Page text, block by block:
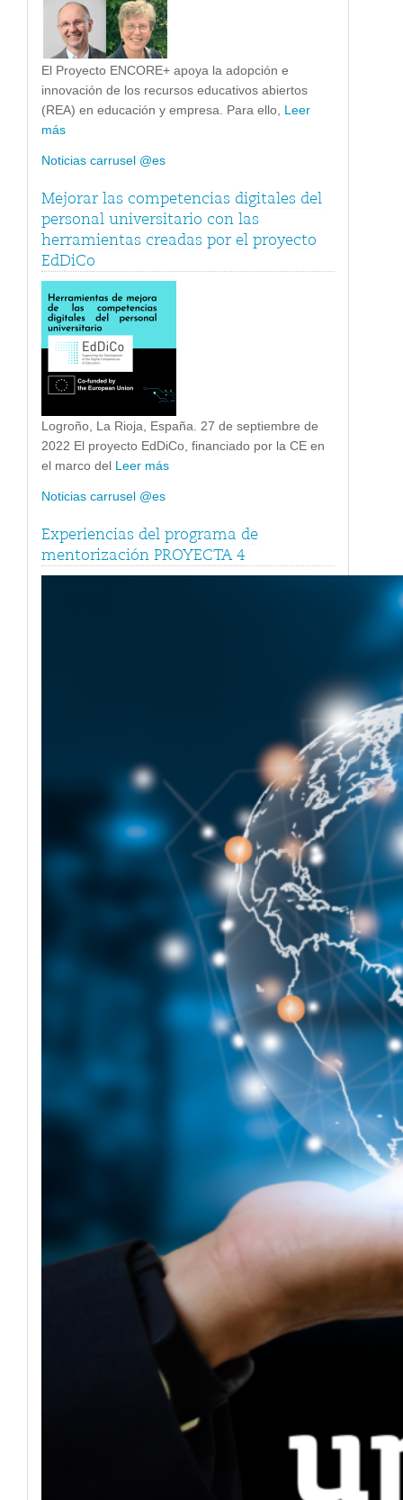
El Proyecto ENCORE+ apoya la adopción e
innovación de los recursos educativos abiertos
(REA) en educación y empresa. Para ello, Leer
más
Noticias carrusel @es
Mejorar las competencias digitales del
personal universitario con las
herramientas creadas por el proyecto
EdDiCo
Logroño, La Rioja, España. 27 de septiembre de
2022 El proyecto EdDiCo, financiado por la CE en
el marco del Leer más
Noticias carrusel @es
Experiencias del programa de
mentorización PROYECTA 4